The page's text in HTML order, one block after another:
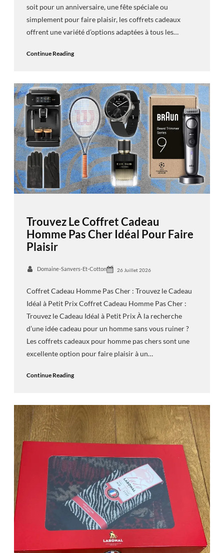
soit pour un anniversaire, une fête spéciale ou
simplement pour faire plaisir, les coffrets cadeaux
offrent une variété d’options adaptées à tous les…
Continue Reading
Trouvez Le Coffret Cadeau
Homme Pas Cher Idéal Pour Faire
Plaisir
Domaine-Sanvers-Et-Cotton 26 Juillet 2026
Coffret Cadeau Homme Pas Cher : Trouvez le Cadeau
Idéal à Petit Prix Coffret Cadeau Homme Pas Cher :
Trouvez le Cadeau Idéal à Petit Prix À la recherche
d’une idée cadeau pour un homme sans vous ruiner ?
Les coffrets cadeaux pour homme pas chers sont une
excellente option pour faire plaisir à un…
Continue Reading